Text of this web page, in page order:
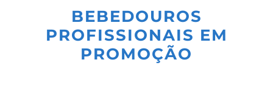
BEBEDOUROS
PROFISSIONAIS EM
PROMOÇÃO